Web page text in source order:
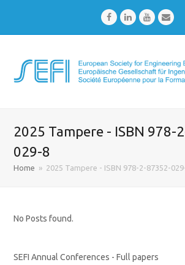
FacebookLinkedInYoutubeEmail
2025 Tampere - ISBN 978-
029-8
Home » 2025 Tampere - ISBN 978-2-87352-
No Posts found.
SEFI Annual Conferences - Full papers